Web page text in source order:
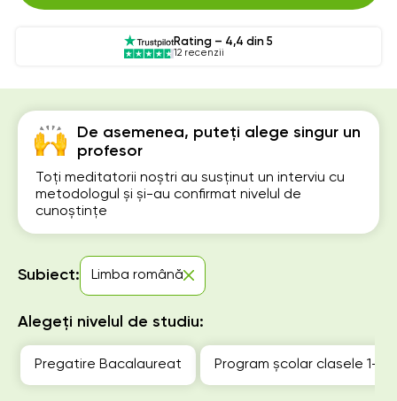
De asemenea, puteți alege singur un
profesor
Toți meditatorii noștri au susținut un interviu cu
metodologul și și-au confirmat nivelul de
cunoștințe
Subiect: Limba română
Alegeți nivelul de studiu:
Pregatire Bacalaureat Program școlar clasele 1-4
Rating – 4,4 din 5
12 recenzii